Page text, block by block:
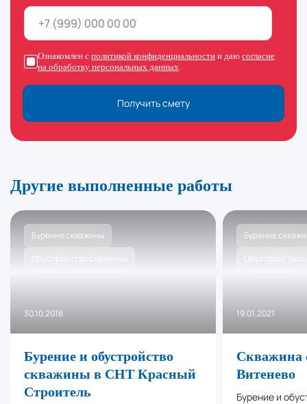
Получить смету
Ознакомлен с политикой конфиденциальности и даю согласие
на обработку персональных данных.
Другие выполненные работы
Бурение скважины
Обустройство скважины
30.10.2018
Бурение и обустройство
скважины в СНТ Красный
Строитель
Бурение
Обустройство
19.01.2021
Скважина
Витенево
Бурение и